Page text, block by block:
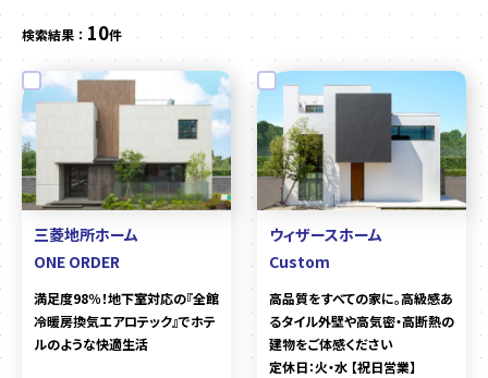
検索結果 ： 10件
三菱地所ホーム
ONE ORDER
満足度98％！地下室対応の『全館
冷暖房換気エアロテック』でホテ
ルのような快適生活
ウィザースホーム
Custom
高品質をすべての家に。高級感あ
るタイル外壁や高気密・高断熱の
建物をご体感ください
定休日：火・水 【祝日営業】